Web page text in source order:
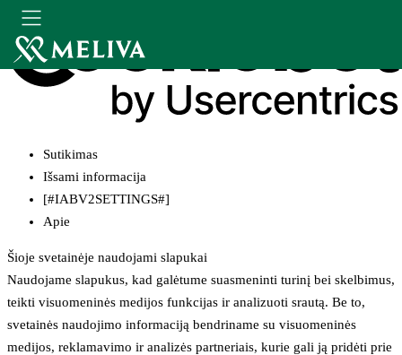
Sutikimas
Išsami informacija
[#IABV2SETTINGS#]
Apie
Šioje svetainėje naudojami slapukai
Naudojame slapukus, kad galėtume suasmeninti turinį bei skelbimus,
teikti visuomeninės medijos funkcijas ir analizuoti srautą. Be to,
svetainės naudojimo informaciją bendriname su visuomeninės
medijos, reklamavimo ir analizės partneriais, kurie gali ją pridėti prie